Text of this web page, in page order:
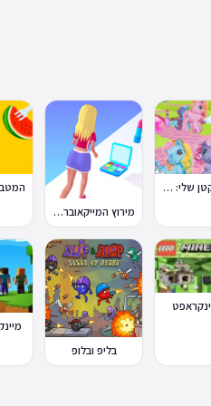
הפוני הקטן שלי: מסיבה בכפר
מירוץ המייקאובר Makeover Run
בליפ ובלופ